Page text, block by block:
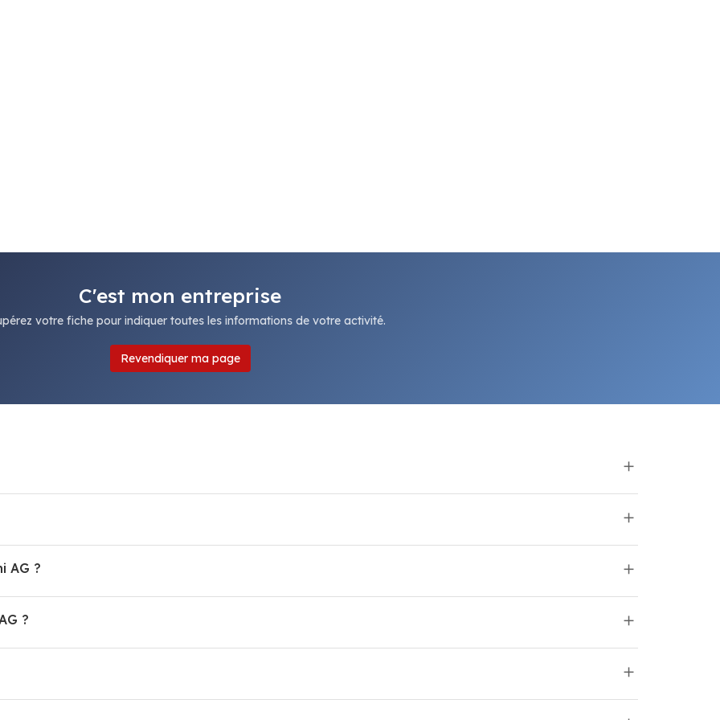
C'est mon entreprise
votre fiche pour indiquer toutes les informations de votre activité.
Revendiquer ma page
AG ?
?